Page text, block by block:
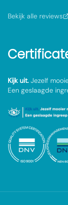
Bekijk alle reviews
Kijk uit. Jezelf
Een geslaagde